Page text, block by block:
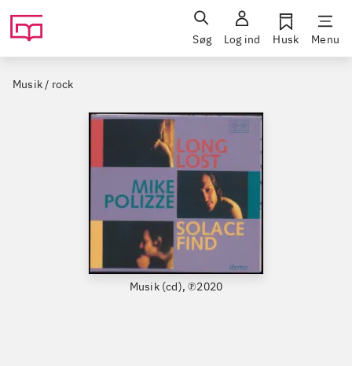
Søg Log ind Husk Menu
Musik / rock
Musik (cd), ℗2020